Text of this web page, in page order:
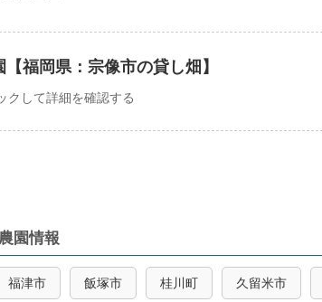
福岡県：宗像市の貸し畑】
して詳細を確認する
園情報
福津市 飯塚市 桂川町 久留米市